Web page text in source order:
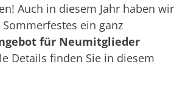
Auch in diesem Jahr haben wir
ein ganz
für Neumitglieder
Details finden Sie in diesem